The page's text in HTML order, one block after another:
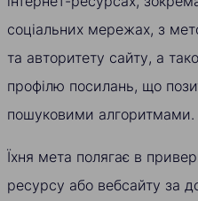
соціальних мережах, з
та авторитету сайту, а
профілю посилань, що
пошуковими алгоритмами.
Їхня мета полягає в
ресурсу або вебсайту за